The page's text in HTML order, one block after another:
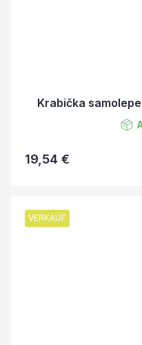
Krabička
19,54 €
VERKAUF